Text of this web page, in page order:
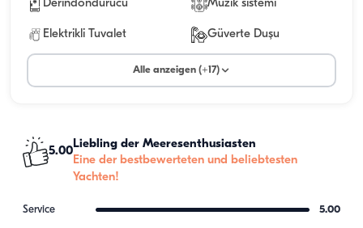
Derindondurucu Müzik sistemi
Elektrikli Tuvalet Güverte Duşu
Alle anzeigen (+17)
5.00
Liebling der Meeresenthusiasten
Eine der bestbewerteten und beliebtesten
Yachten!
Service 5.00